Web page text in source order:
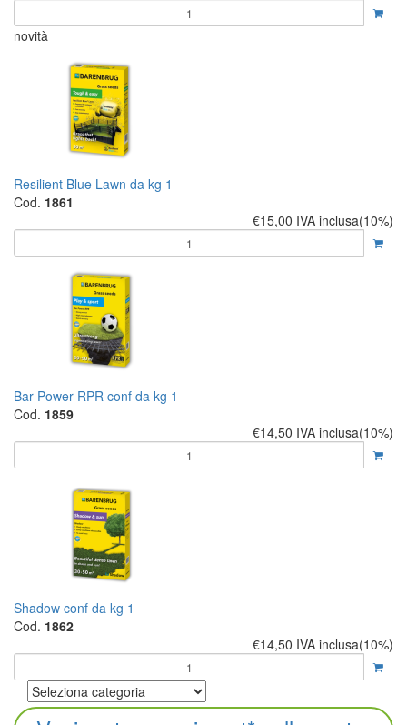
novità
Resilient Blue Lawn da kg 1
Cod. 1861
€15,00 IVA inclusa(10%)
Bar Power RPR conf da kg 1
Cod. 1859
€14,50 IVA inclusa(10%)
Shadow conf da kg 1
Cod. 1862
€14,50 IVA inclusa(10%)